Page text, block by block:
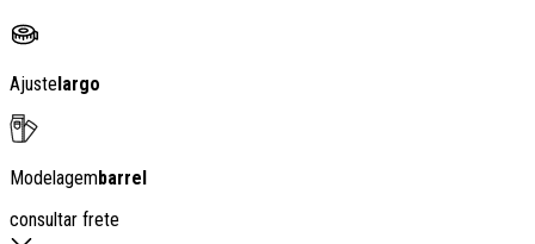
Ajustelargo
Modelagembarrel
consultar frete